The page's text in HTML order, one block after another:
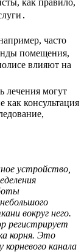
часто
помещения,
влияют на
лечения могут
как консультация
устройство,
вокруг него.
регистрирует
корня. Это
канала